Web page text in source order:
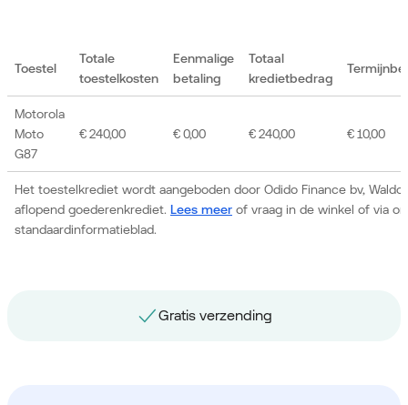
Toestel
Totale
toestelkosten
Eenmalige
betaling
Totaal
kredietbedrag
Het toestelkrediet wordt aangeboden door Odido Finance bv,
aflopend goederenkrediet. Lees meer of vraag in de winkel of via
standaardinformatieblad.
Motorola
Moto
G87
€ 240,00 € 0,00 € 240,00 € 10,00
Gratis nummerbehoud